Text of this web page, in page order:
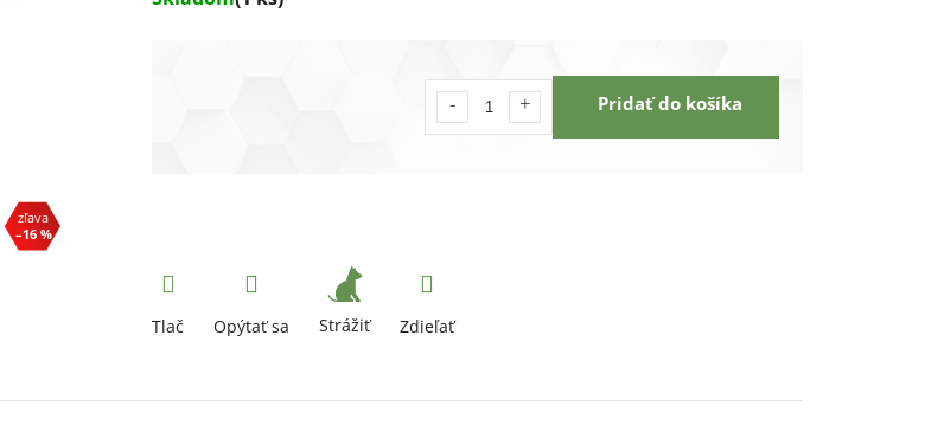
–16 %
Pridať do košíka
Tlač Opýtať sa Strážiť Zdieľať